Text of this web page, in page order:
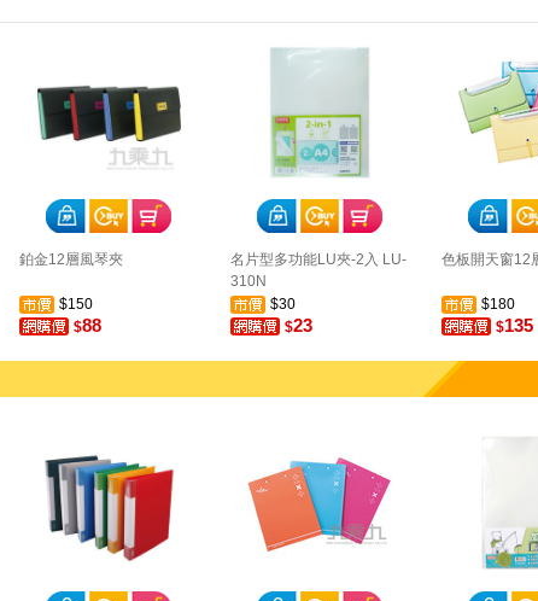
鉑金12層風琴夾
$150
$88
名片型多功能LU夾-2入 LU-
310N
$30
$23
色板開天窗12
$180
$135